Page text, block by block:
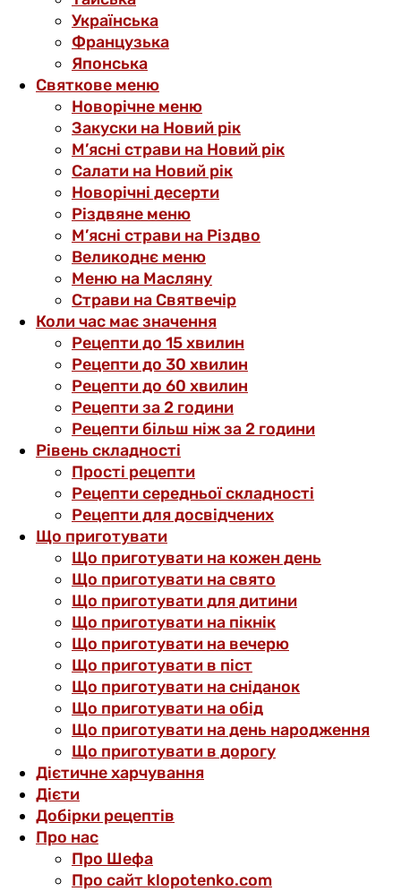
Українська
Французька
Японська
Святкове меню
Новорічне меню
Закуски на Новий рік
М’ясні страви на Новий рік
Салати на Новий рік
Новорічні десерти
Різдвяне меню
М’ясні страви на Різдво
Великоднє меню
Меню на Масляну
Страви на Святвечір
Коли час має значення
Рецепти до 15 хвилин
Рецепти до 30 хвилин
Рецепти до 60 хвилин
Рецепти за 2 години
Рецепти більш ніж за 2 години
Рівень складності
Прості рецепти
Рецепти середньої складності
Рецепти для досвідчених
Що приготувати
Що приготувати на кожен день
Що приготувати на свято
Що приготувати для дитини
Що приготувати на пікнік
Що приготувати на вечерю
Що приготувати в піст
Що приготувати на сніданок
Що приготувати на обід
Що приготувати на день народження
Що приготувати в дорогу
Дієтичне харчування
Дієти
Добірки рецептів
Про нас
Про Шефа
Про сайт klopotenko.com